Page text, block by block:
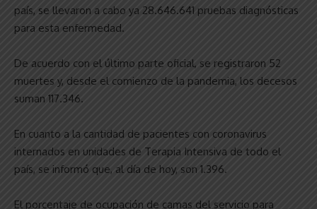
país, se llevaron a cabo ya 28.646.641 pruebas diagnósticas
para esta enfermedad.
De acuerdo con el último parte oficial, se registraron 52
muertes y, desde el comienzo de la pandemia, los decesos
suman 117.346.
En cuanto a la cantidad de pacientes con coronavirus
internados en unidades de Terapia Intensiva de todo el
país, se informó que, al día de hoy, son 1.396.
El porcentaje de ocupación de camas del servicio para